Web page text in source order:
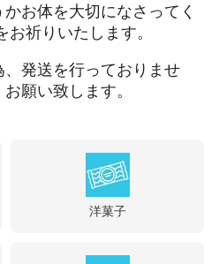
お体を大切になさってく
祈りいたします。
、発送を行っておりませ
願い致します。
洋菓子